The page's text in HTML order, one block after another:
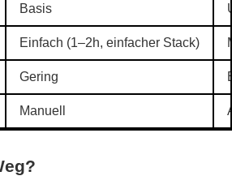
Basis
Einfach (1–2h, einfacher Stack)
Gering
Manuell